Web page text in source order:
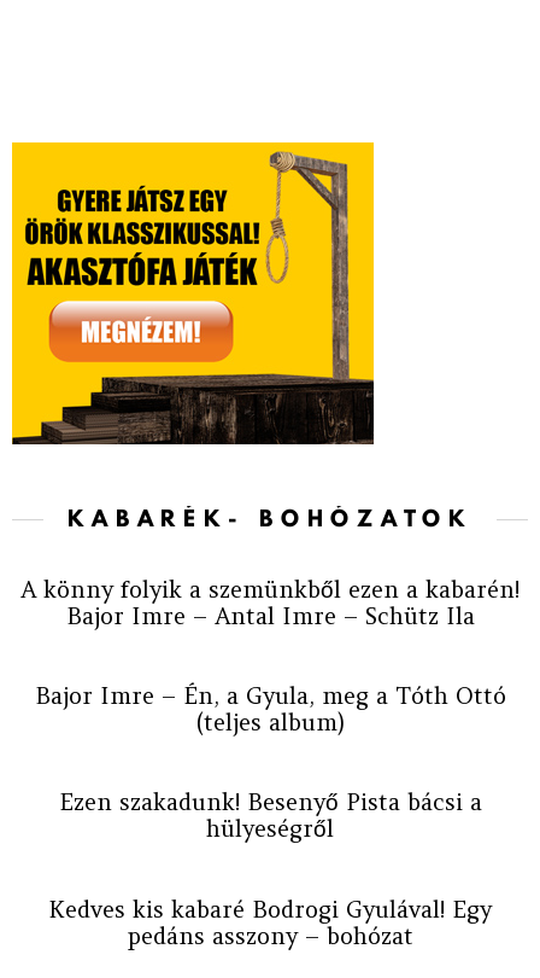
KABARÉK- BOHÓZATOK
A könny folyik a szemünkből ezen a kabarén!
Bajor Imre – Antal Imre – Schütz Ila
Bajor Imre – Én, a Gyula, meg a Tóth Ottó
(teljes album)
Ezen szakadunk! Besenyő Pista bácsi a
hülyeségről
Kedves kis kabaré Bodrogi Gyulával! Egy
pedáns asszony – bohózat